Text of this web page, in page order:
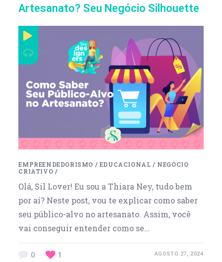
Artesanato? Seu Negócio Silhouette
EMPREENDEDORISMO / EDUCACIONAL / NEGÓCIO
CRIATIVO /
Olá, Sil Lover! Eu sou a Thiara Ney, tudo bem
por aí? Neste post, vou te explicar como saber
seu público-alvo no artesanato. Assim, você
vai conseguir entender como se…
0 1 AGOSTO 27, 2024